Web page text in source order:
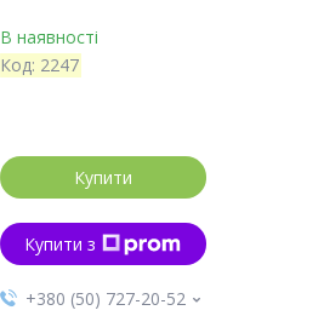
В наявності
Код: 2247
Купити
Купити з
+380 (50) 727-20-52